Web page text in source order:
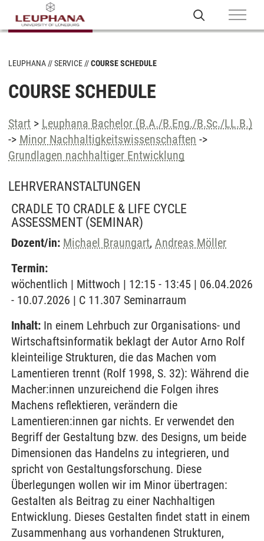
LEUPHANA SERVICE COURSE SCHEDULE
COURSE SCHEDULE
Start > Leuphana Bachelor (B.A./B.Eng./B.Sc./LL.B.)
-> Minor Nachhaltigkeitswissenschaften ->
Grundlagen nachhaltiger Entwicklung
LEHRVERANSTALTUNGEN
CRADLE TO CRADLE & LIFE CYCLE
ASSESSMENT (SEMINAR)
Dozent/in: Michael Braungart, Andreas Möller
Termin:
wöchentlich | Mittwoch | 12:15 - 13:45 | 06.04.2026
- 10.07.2026 | C 11.307 Seminarraum
Inhalt: In einem Lehrbuch zur Organisations- und
Wirtschaftsinformatik beklagt der Autor Arno Rolf
kleinteilige Strukturen, die das Machen vom
Lamentieren trennt (Rolf 1998, S. 32): Während die
Macher:innen unzureichend die Folgen ihres
Machens reflektieren, verändern die
Lamentieren:innen gar nichts. Er verwendet den
Begriff der Gestaltung bzw. des Designs, um beide
Dimensionen das Handelns zu integrieren, und
spricht von Gestaltungsforschung. Diese
Überlegungen wollen wir im Minor übertragen:
Gestalten als Beitrag zu einer Nachhaltigen
Entwicklung. Dieses Gestalten findet statt in einem
Zusammenhang aus vorhandenen Strukturen,